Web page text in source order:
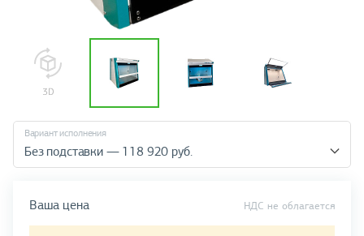
Вариант исполнения
Без подставки — 118 920 руб.
Ваша цена НДС не облагается